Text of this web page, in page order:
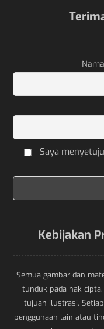
Saya
Kebijakan
Semua gambar dan
tunduk pada hak
tujuan ilustrasi.
penggunaan lain atau